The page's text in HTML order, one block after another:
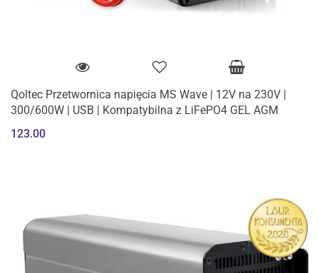
Qoltec Przetwornica napięcia MS Wave | 12V na 230V |
300/600W | USB | Kompatybilna z LiFePO4 GEL AGM
123.00